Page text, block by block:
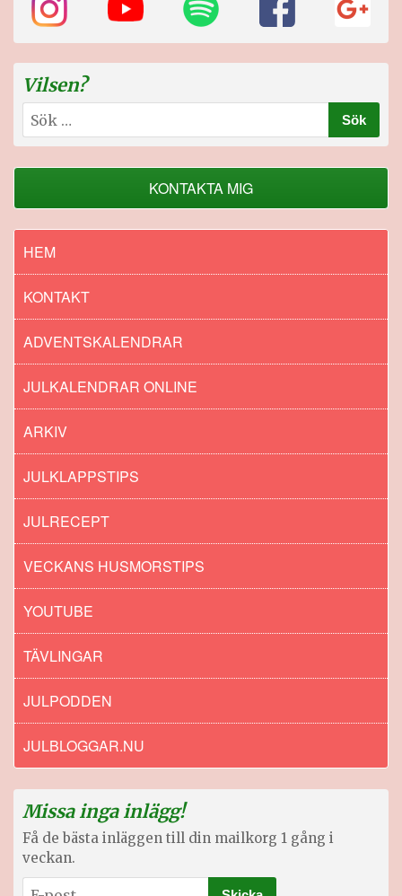
Vilsen?
Sök
efter:
KONTAKTA MIG
HEM
KONTAKT
ADVENTSKALENDRAR
JULKALENDRAR ONLINE
ARKIV
JULKLAPPSTIPS
JULRECEPT
VECKANS HUSMORSTIPS
YOUTUBE
TÄVLINGAR
JULPODDEN
JULBLOGGAR.NU
Missa inga inlägg!
Få de bästa inläggen till din mailkorg 1 gång i
veckan.